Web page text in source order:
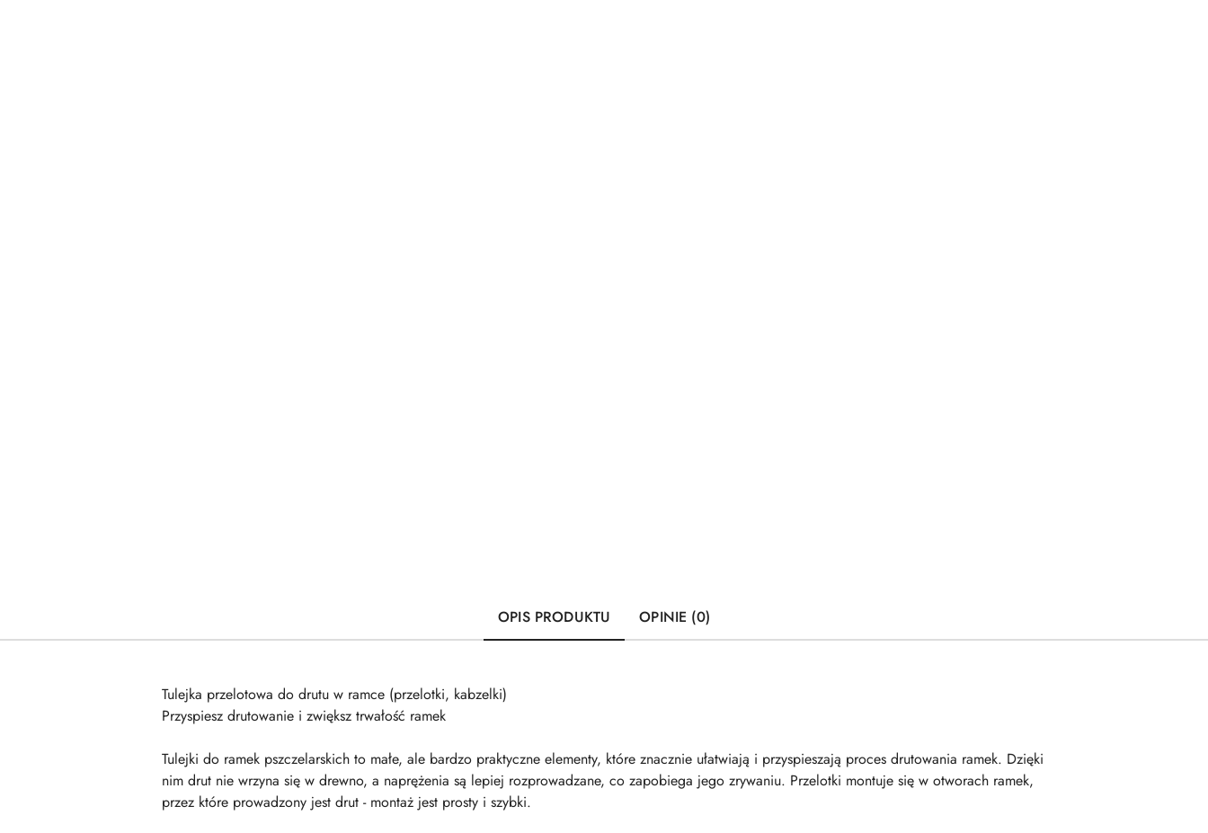
OPIS PRODUKTU OPINIE (0)
Tulejka przelotowa do drutu w ramce (przelotki, kabzelki)
Przyspiesz drutowanie i zwiększ trwałość ramek
Tulejki do ramek pszczelarskich to małe, ale bardzo praktyczne elementy, które znacznie ułatwiają i przyspieszają proces drutowania ramek. Dzięki
nim drut nie wrzyna się w drewno, a naprężenia są lepiej rozprowadzane, co zapobiega jego zrywaniu. Przelotki montuje się w otworach ramek,
przez które prowadzony jest drut - montaż jest prosty i szybki.